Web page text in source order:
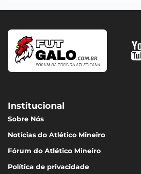
Institucional
Sobre Nós
Notícias do Atlético Mineiro
Fórum do Atlético Mineiro
Política de privacidade